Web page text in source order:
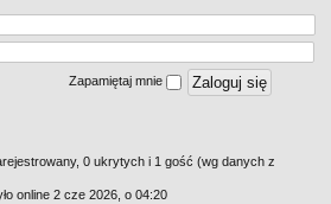
Zapamiętaj mnie
0 ukrytych i 1 gość (wg danych z
online 2 cze 2026, o 04:20